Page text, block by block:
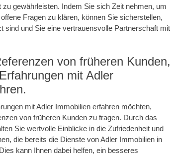
gewährleisten. Indem Sie sich Zeit nehmen, um
Fragen zu klären, können Sie sicherstellen,
sind und Sie eine vertrauensvolle Partnerschaft mit
von früheren Kunden,
mit Adler
mit Adler Immobilien erfahren möchten,
von früheren Kunden zu fragen. Durch das
Sie wertvolle Einblicke in die Zufriedenheit und
die bereits die Dienste von Adler Immobilien in
kann Ihnen dabei helfen, ein besseres